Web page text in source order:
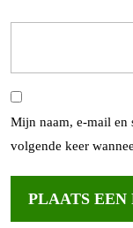
Mijn naam, e-mail en
volgende keer